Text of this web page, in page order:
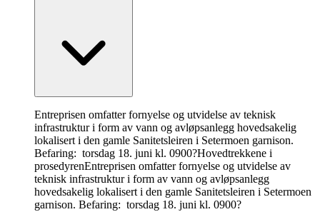
Entreprisen omfatter fornyelse og utvidelse av teknisk
infrastruktur i form av vann og avløpsanlegg hovedsakelig
lokalisert i den gamle Sanitetsleiren i Setermoen garnison.
Befaring: torsdag 18. juni kl. 0900?Hovedtrekkene i
prosedyrenEntreprisen omfatter fornyelse og utvidelse av
teknisk infrastruktur i form av vann og avløpsanlegg
hovedsakelig lokalisert i den gamle Sanitetsleiren i Setermoen
garnison. Befaring: torsdag 18. juni kl. 0900?